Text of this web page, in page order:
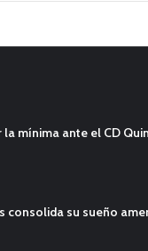
mínima ante el CD
consolida su sueño